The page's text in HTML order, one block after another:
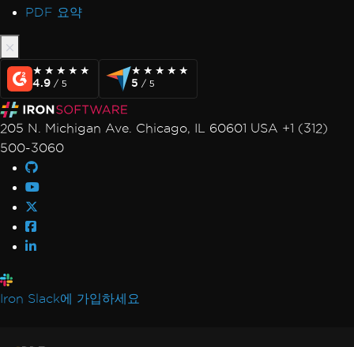
PDF 요약
★★★★★
★★★★★
4.9 / 5
★★★★★
★★★★★
5 / 5
205 N. Michigan Ave. Chicago, IL 60601 USA +1 (312)
500-3060
Iron Slack에 가입하세요